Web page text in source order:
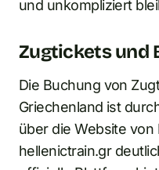
und unkompliziert
Zugtickets und
Die Buchung von
Griechenland ist
über die Website von
hellenictrain.gr